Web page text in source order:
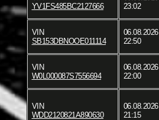
YV1FS485BC2127666
23:02
VIN
SB153DBNOOE011114
06.08.2026
22:50
VIN
W0L000087S7556694
06.08.2026
22:00
VIN
WDD2120821A890630
06.08.2026
21:15